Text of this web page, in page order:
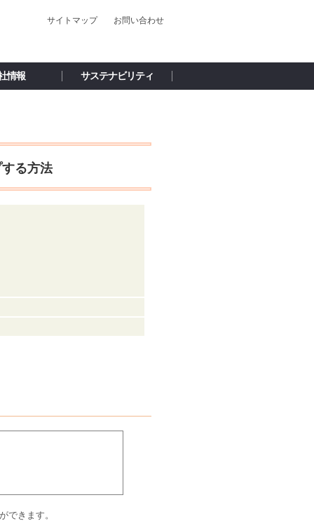
サイトマップ お問い合わせ
情報 サステナビリティ
る方法
できます。